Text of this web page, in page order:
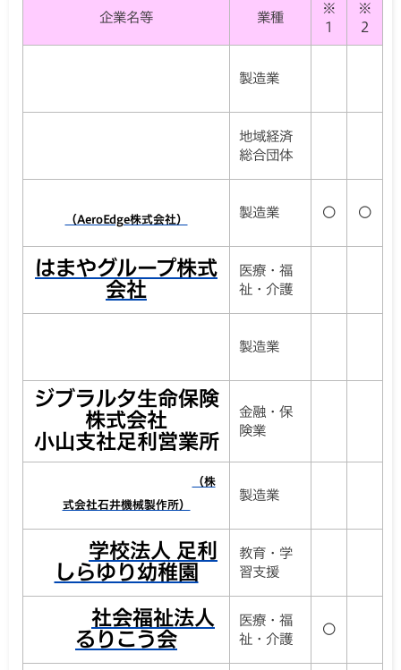
企業名等 業種
※
1
※
2
製造業
地域経済
総合団体
（AeroEdge株式会社）
製造業 〇 〇
はまやグループ株式
会社
医療・福
祉・介護
製造業
ジブラルタ生命保険
株式会社
小山支社足利営業所
金融・保
険業
（株
式会社石井機械製作所）
製造業
学校法人 足利
しらゆり幼稚園
教育・学
習支援
社会福祉法人
るりこう会
医療・福
祉・介護
〇